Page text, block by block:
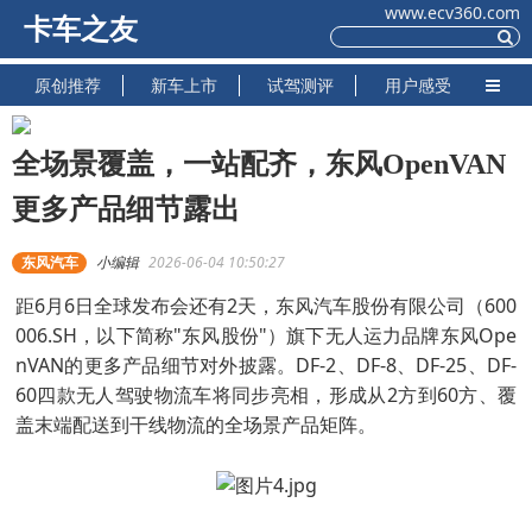
卡车之友
www.ecv360.com
原创推荐 新车上市 试驾测评 用户感受
全场景覆盖，一站配齐，东风OpenVAN
更多产品细节露出
东风汽车 小编辑 2026-06-04 10:50:27
距6月6日全球发布会还有2天，东风汽车股份有限公司（600
006.SH，以下简称"东风股份"）旗下无人运力品牌东风Ope
nVAN的更多产品细节对外披露。DF-2、DF-8、DF-25、DF-
60四款无人驾驶物流车将同步亮相，形成从2方到60方、覆
盖末端配送到干线物流的全场景产品矩阵。